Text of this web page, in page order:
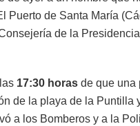
Puerto de Santa María
de la
17:30 horas de que una
de la playa de la Puntilla
a los Bomberos y a la